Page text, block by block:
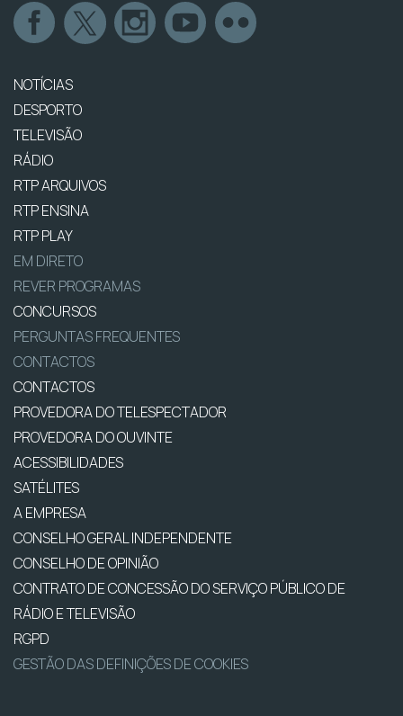
NOTÍCIAS
DESPORTO
TELEVISÃO
RÁDIO
RTP ARQUIVOS
RTP ENSINA
RTP PLAY
EM DIRETO
REVER PROGRAMAS
CONCURSOS
PERGUNTAS FREQUENTES
CONTACTOS
CONTACTOS
PROVEDORA DO TELESPECTADOR
PROVEDORA DO OUVINTE
ACESSIBILIDADES
SATÉLITES
A EMPRESA
CONSELHO GERAL INDEPENDENTE
CONSELHO DE OPINIÃO
CONTRATO DE CONCESSÃO DO SERVIÇO PÚBLICO DE
RÁDIO E TELEVISÃO
RGPD
GESTÃO DAS DEFINIÇÕES DE COOKIES